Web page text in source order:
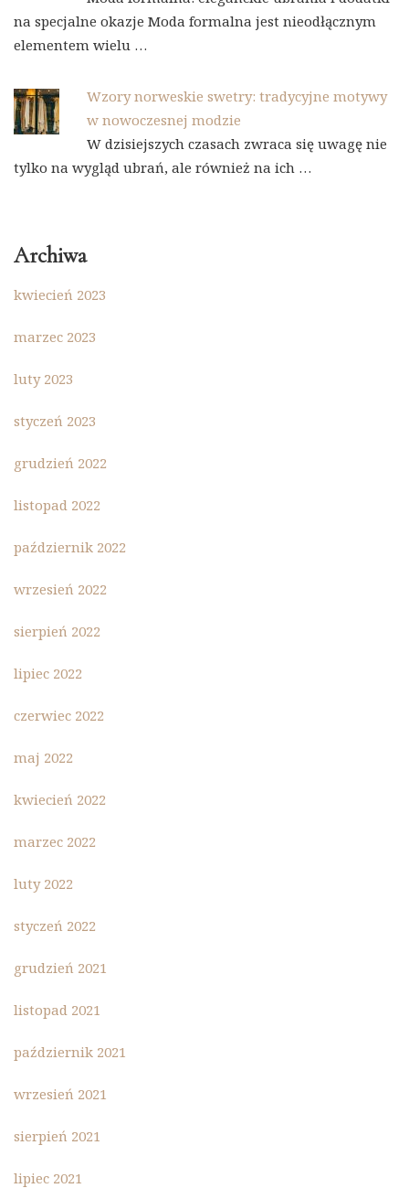
na specjalne okazje Moda formalna jest nieodłącznym
elementem wielu …
Wzory norweskie swetry: tradycyjne motywy
w nowoczesnej modzie
W dzisiejszych czasach zwraca się uwagę nie
tylko na wygląd ubrań, ale również na ich …
Archiwa
kwiecień 2023
marzec 2023
luty 2023
styczeń 2023
grudzień 2022
listopad 2022
październik 2022
wrzesień 2022
sierpień 2022
lipiec 2022
czerwiec 2022
maj 2022
kwiecień 2022
marzec 2022
luty 2022
styczeń 2022
grudzień 2021
listopad 2021
październik 2021
wrzesień 2021
sierpień 2021
lipiec 2021